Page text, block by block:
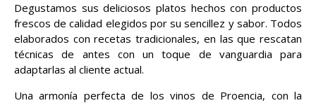
Degustamos sus deliciosos platos hechos con productos
frescos de calidad elegidos por su sencillez y sabor. Todos
elaborados con recetas tradicionales, en las que rescatan
técnicas de antes con un toque de vanguardia para
adaptarlas al cliente actual.
Una armonía perfecta de los vinos de Proencia, con la